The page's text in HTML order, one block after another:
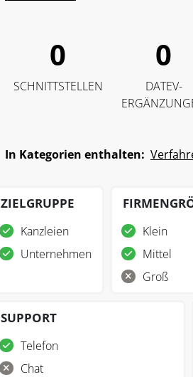
0
SCHNITTSTELLEN
0
DATEV-
In Kategorien enthalten:
ZIELGRUPPE
Kanzleien
Unternehmen
Klein
Mittel
Groß
SUPPORT
Telefon
Chat